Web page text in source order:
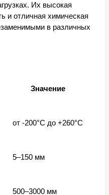
Их высокая
и отличная химическая
в различных
Значение
от -200°C до +260°C
5–150 мм
500–3000 мм